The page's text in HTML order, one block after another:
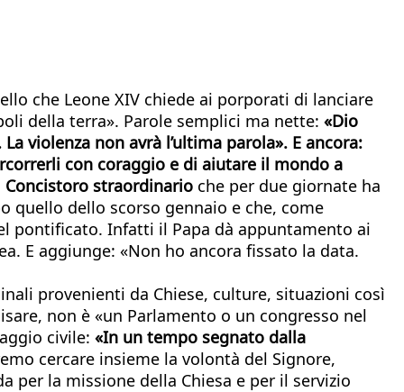
che Leone XIV chiede ai porporati di lanciare
della terra». Parole semplici ma nette: «Dio
violenza non avrà l’ultima parola». E ancora:
con coraggio e di aiutare il mondo a
Concistoro straordinario che per due giornate ha
quello dello scorso gennaio e che, come
pontificato. Infatti il Papa dà appuntamento ai
E aggiunge: «Non ho ancora fissato la data.
provenienti da Chiese, culture, situazioni così
non è «un Parlamento o un congresso nel
civile: «In un tempo segnato dalla
cercare insieme la volontà del Signore,
per la missione della Chiesa e per il servizio